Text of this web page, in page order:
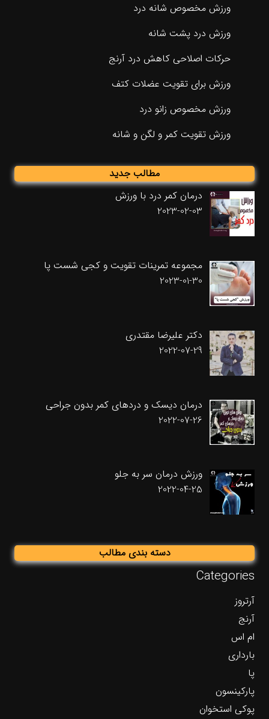
ورزش مخصوص شانه درد
ورزش درد پشت شانه
حرکات اصلاحی کاهش درد آرنج
ورزش برای تقویت عضلات کتف
ورزش مخصوص زانو درد
ورزش تقویت کمر و لگن و شانه
مطالب جدید
درمان کمر درد با ورزش
2023-02-03
مجموعه تمرینات تقویت و کجی شست پا
2023-01-30
دکتر علیرضا مقتدری
2022-07-29
درمان دیسک و دردهای کمر بدون جراحی
2022-07-26
ورزش درمان سر به جلو
2022-04-25
دسته بندی مطالب
Categories
آرتروز
آرنج
ام اس
بارداری
پا
پارکینسون
پوکی استخوان